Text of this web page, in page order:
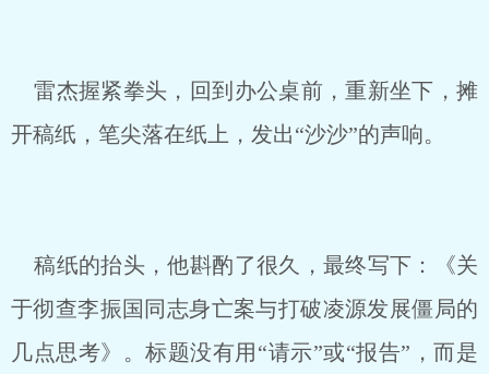
雷杰握紧拳头，回到办公桌前，重新坐下，摊
开稿纸，笔尖落在纸上，发出“沙沙”的声响。
稿纸的抬头，他斟酌了很久，最终写下：《关
于彻查李振国同志身亡案与打破凌源发展僵局的
几点思考》。标题没有用“请示”或“报告”，而是